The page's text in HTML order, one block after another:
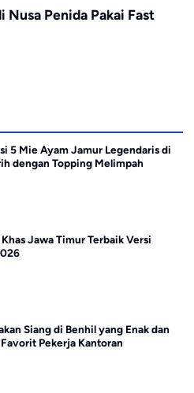
Penida Pakai Fast
5 Mie Ayam Jamur Legendaris di
dengan Topping Melimpah
Jawa Timur Terbaik Versi
Siang di Benhil yang Enak dan
Pekerja Kantoran